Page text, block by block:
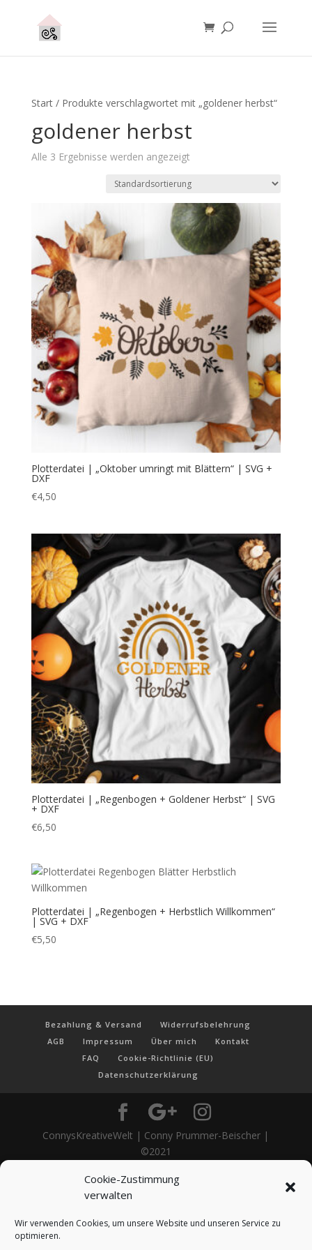
Cookie-Zustimmung
verwalten
Wir verwenden Cookies, um unsere Website und unseren Service zu
optimieren.
Start/ Produkte verschlagwortet mit „goldener herbst“
goldener herbst
Alle 3 Ergebnisse werden angezeigt
Plotterdatei | „Oktober umringt mit Blättern“ | SVG +
DXF
€4,50
Plotterdatei | „Regenbogen + Goldener Herbst“ | SVG
+ DXF
€6,50
Plotterdatei | „Regenbogen + Herbstlich Willkommen“
| SVG + DXF
€5,50
Bezahlung & Versand
Widerrufsbelehrung
AGB
Impressum Über mich
Kontakt
FAQ
Cookie-Richtlinie (EU)
Datenschutzerklärung
ConnysKreativeWelt | Conny Prummer-Beischer |
©2021